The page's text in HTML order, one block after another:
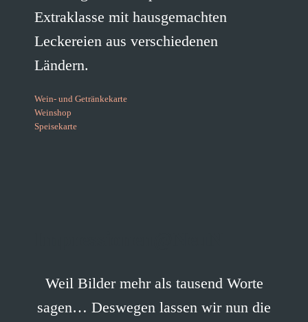
Extraklasse mit hausgemachten
Leckereien aus verschiedenen
Ländern.
Wein- und Getränkekarte
Weinshop
Speisekarte
Weil Bilder mehr als tausend Worte
sagen… Deswegen lassen wir nun die